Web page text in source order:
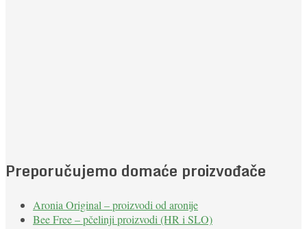
Preporučujemo domaće proizvođače
Aronia Original – proizvodi od aronije
Bee Free – pčelinji proizvodi (HR i SLO)